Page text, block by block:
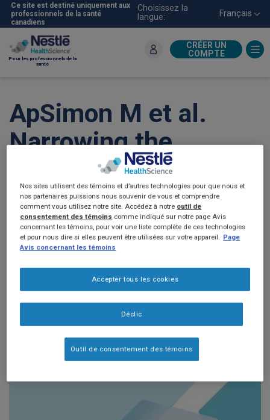
Aller
au
contenu
principal
Pour les professionnels de la
santé
Ce site est destiné uniquement aux
professionnels de la santé
canadiens
Choisissez la
langue:
Français
CRÉER UN
COMPTE
ApSimon M et al.
Narrowing the
Protein Deficit Gap in
Critically Ill Patients
Using a Very High-
Protein Enteral
Formula.Nutr Clin
Pract. 2020: 35(3);
533-539.
Nos sites utilisent des témoins et d’autres technologies pour que nous et
nos partenaires puissions nous souvenir de vous et comprendre
comment vous utilisez notre site. Accédez à notre outil de
consentement des témoins comme indiqué sur notre page Avis
concernant les témoins, pour voir une liste complète de ces technologies
et pour nous dire si elles peuvent être utilisées sur votre appareil.
Page
Avis concernant les témoins
Déclic
Accepter tous les cookies
Outil de consentement des témoins